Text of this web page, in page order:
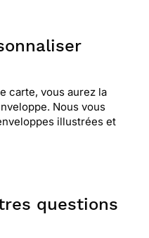
carte, vous aurez la
Nous vous
illustrées et
questions